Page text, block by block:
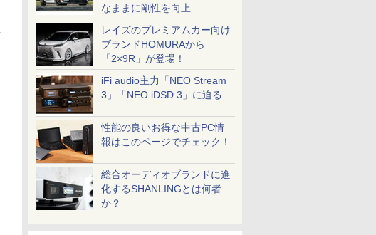
なままに剛性を向上
レイズのプレミアムカー向け
ブランドHOMURAから
「2×9R」が登場！
iFi audio主力「NEO Stream
3」「NEO iDSD 3」に迫る
性能の良いお得な中古PC情
報はこのページでチェック！
総合オーディオブランドに進
化するSHANLINGとは何者
か？